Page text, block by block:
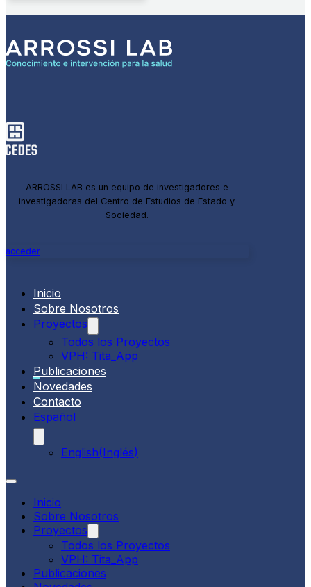
ARROSSI LAB es un equipo de investigadores e
investigadoras del Centro de Estudios de Estado y
Sociedad.
acceder
Inicio
Sobre Nosotros
Proyectos
Todos los Proyectos
VPH: Tita_App
Publicaciones
Novedades
Contacto
Español
English(Inglés)
Inicio
Sobre Nosotros
Proyectos
Todos los Proyectos
VPH: Tita_App
Publicaciones